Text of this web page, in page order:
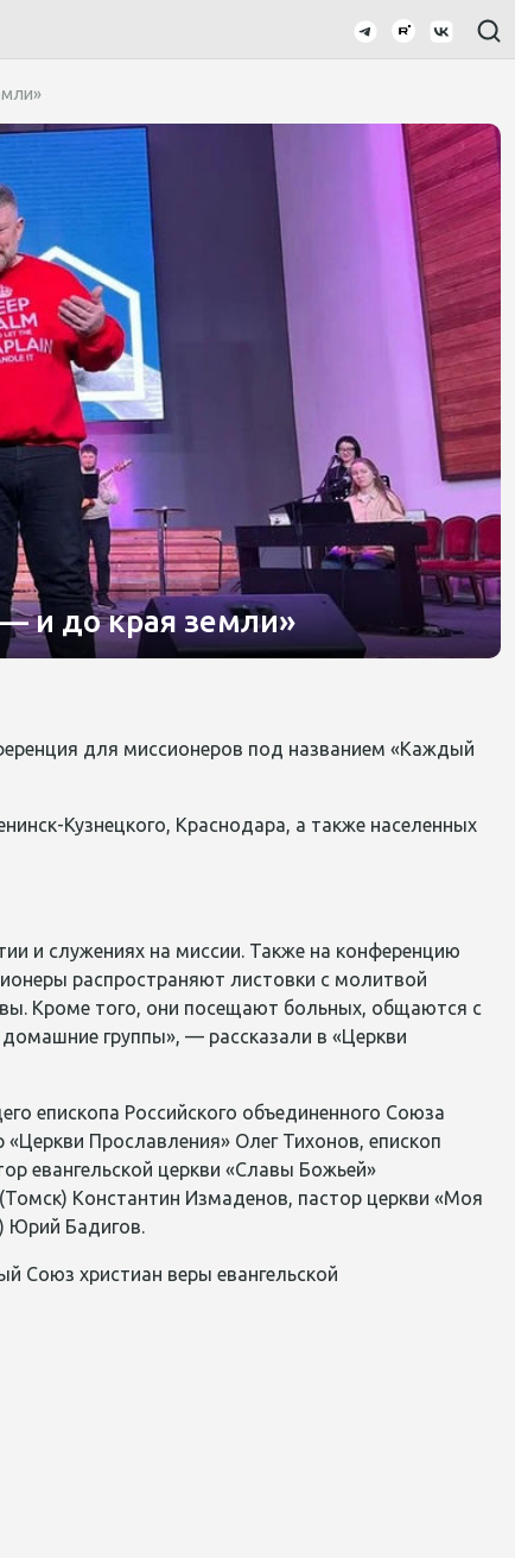
и до края земли»
для миссионеров под названием «Каждый
Кузнецкого, Краснодара, а также населенных
и служениях на миссии. Также на конференцию
распространяют листовки с молитвой
Кроме того, они посещают больных, общаются с
группы», — рассказали в «Церкви
епископа Российского объединенного Союза
«Церкви Прославления» Олег Тихонов, епископ
евангельской церкви «Славы Божьей»
Константин Измаденов, пастор церкви «Моя
Юрий Бадигов.
Союз христиан веры евангельской